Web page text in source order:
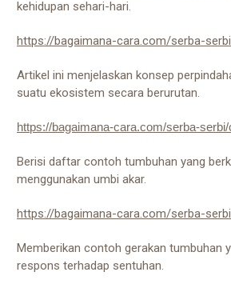
kehidupan sehari-hari.
https://bagaimana-cara.com/serba-
Artikel ini menjelaskan konsep
suatu ekosistem secara berurutan.
https://bagaimana-cara.com/serba-
Berisi daftar contoh tumbuhan yang
menggunakan umbi akar.
https://bagaimana-cara.com/serba-
Memberikan contoh gerakan tumbuhan
respons terhadap sentuhan.